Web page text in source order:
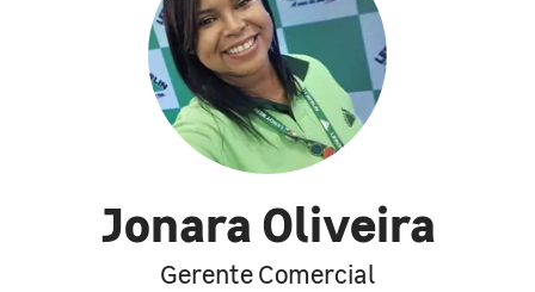
Jonara Oliveira
Gerente Comercial